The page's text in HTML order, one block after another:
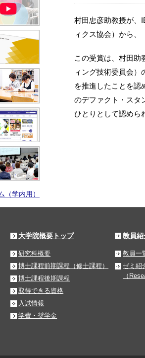
村田忠彦助教授が、
ィクス協会）から、
この受賞は、村田助
ィング技術委員会
を推進したことを認
のデファクト・スタ
ひとりとして認めら
（学内用）
大学院概要トップ
研究科概要
博士課程前期課程（修士課程）
博士課程後期課程
取得できる資格
入試情報
学費・奨学金
教員
教員一
ゼミ紹
（